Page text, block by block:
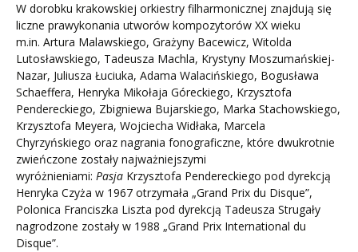
W dorobku krakowskiej orkiestry filharmonicznej znajdują się
liczne prawykonania utworów kompozytorów XX wieku
m.in. Artura Malawskiego, Grażyny Bacewicz, Witolda
Lutosławskiego, Tadeusza Machla, Krystyny Moszumańskiej-
Nazar, Juliusza Łuciuka, Adama Walacińskiego, Bogusława
Schaeffera, Henryka Mikołaja Góreckiego, Krzysztofa
Pendereckiego, Zbigniewa Bujarskiego, Marka Stachowskiego,
Krzysztofa Meyera, Wojciecha Widłaka, Marcela
Chyrzyńskiego oraz nagrania fonograficzne, które dwukrotnie
zwieńczone zostały najważniejszymi
wyróżnieniami: Pasja Krzysztofa Pendereckiego pod dyrekcją
Henryka Czyża w 1967 otrzymała „Grand Prix du Disque”,
Polonica Franciszka Liszta pod dyrekcją Tadeusza Strugały
nagrodzone zostały w 1988 „Grand Prix International du
Disque”.